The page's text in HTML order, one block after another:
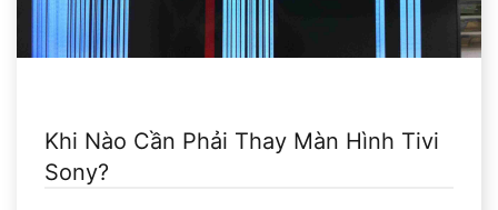
Khi Nào Cần Phải Thay Màn Hình Tivi
Sony?